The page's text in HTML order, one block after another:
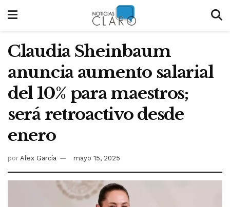
Claudia Sheinbaum
anuncia aumento salarial
del 10% para maestros;
será retroactivo desde
enero
por Alex García mayo 15, 2025